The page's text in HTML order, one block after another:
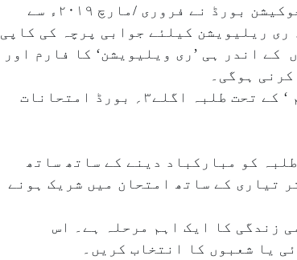
’ری۔ولیویشن‘ (جوابات کو دیئے گئے مارکس کادوبارہ جائزہ ):ریاستی ایجوکیشن بورڈ نے فروری /مارچ ۲۰۱۹ء سے
ریلیویشن کیلئے جوابی پرچہ کی کاپی
دیا گیا ہے اور بورڈ سے جوابی پرچہ ملنے کے بعد ۵؍دنوں کے اندر ہی ’ری ویلیویشن‘ کا فارم اور
رزلٹ کو مزید بہتر بنانے کیلئے ریاستی حکومت نے ’کلاس امپرومنٹ اسکیم ‘ کے تحت طلبہ اگلے۳؍ بورڈ امتحانات
کو مبارکباد دینے کے ساتھ ساتھ
تیاری کے ساتھ امتحان میں شریک ہونے
زندگی کا ایک اہم مرحلہ ہے۔ اس
یا شعبوں کا انتخاب کریں۔